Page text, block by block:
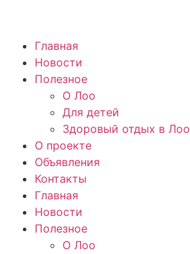
Главная
Новости
Полезное
О Лоо
Для детей
Здоровый отдых в Лоо
О проекте
Объявления
Контакты
Главная
Новости
Полезное
О Лоо